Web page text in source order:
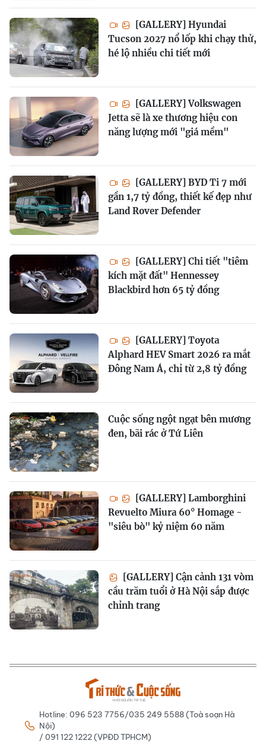
[GALLERY] Hyundai
Tucson 2027 nổ lốp khi chạy thử,
hé lộ nhiều chi tiết mới
[GALLERY] Volkswagen
Jetta sẽ là xe thương hiệu con
năng lượng mới "giá mềm"
[GALLERY] BYD Ti 7 mới
gần 1,7 tỷ đồng, thiết kế đẹp như
Land Rover Defender
[GALLERY] Chi tiết "tiêm
kích mặt đất" Hennessey
Blackbird hơn 65 tỷ đồng
[GALLERY] Toyota
Alphard HEV Smart 2026 ra mắt
Đông Nam Á, chỉ từ 2,8 tỷ đồng
Cuộc sống ngột ngạt bên mương
đen, bãi rác ở Tứ Liên
[GALLERY] Lamborghini
Revuelto Miura 60° Homage -
"siêu bò" kỷ niệm 60 năm
[GALLERY] Cận cảnh 131 vòm
cầu trăm tuổi ở Hà Nội sắp được
chỉnh trang
Hotline: 096 523 7756/035 249 5588 (Toà soạn Hà
Nội)
/ 091 122 1222 (VPĐD TPHCM)